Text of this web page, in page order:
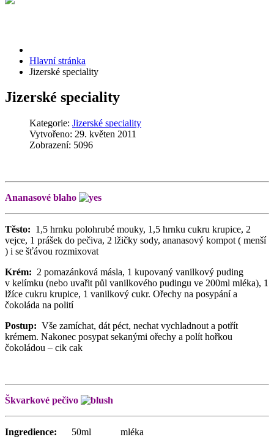
Hlavní stránka
Jizerské speciality
Jizerské speciality
Kategorie: Jizerské speciality
Vytvořeno: 29. květen 2011
Zobrazení: 5096
Ananasové blaho
Těsto: 1,5 hrnku polohrubé mouky, 1,5 hrnku cukru krupice, 2
vejce, 1 prášek do pečiva, 2 lžičky sody, ananasový kompot ( menší
) i se šťávou rozmixovat
Krém: 2 pomazánková másla, 1 kupovaný vanilkový puding
v kelímku (nebo uvařit půl vanilkového pudingu ve 200ml mléka), 1
lžíce cukru krupice, 1 vanilkový cukr. Ořechy na posypání a
čokoláda na polití
Postup: Vše zamíchat, dát péct, nechat vychladnout a potřít
krémem. Nakonec posypat sekanými ořechy a polít hořkou
čokoládou – cik cak
Škvarkové pečivo
Ingredience: 50ml mléka